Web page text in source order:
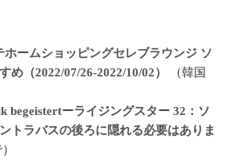
ホームショッピングセレブラウンジ ソ
め（2022/07/26-2022/10/02）
（韓国
begeistertーライジングスター 32：ソ
トラバスの後ろに隠れる必要はありま